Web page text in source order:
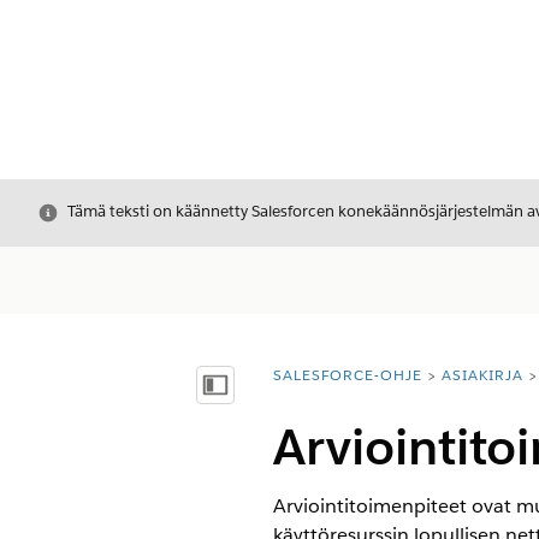
Sulje
Tämä teksti on käännetty Salesforcen konekäännösjärjestelmän
Näytä sisällysluettelo
Olet tässä:
SALESFORCE-OHJE ASIAKIRJA
Arviointitoimenpiteet ovat